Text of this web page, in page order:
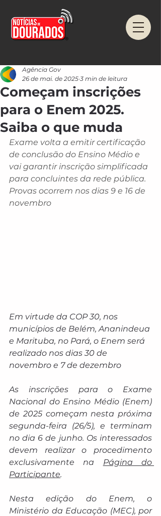
Começam inscrições
para o Enem 2025.
Saiba o que muda
Agência Gov
26 de mai. de 2025 3 min de leitura
Exame volta a emitir certificação
de conclusão do Ensino Médio e
vai garantir inscrição simplificada
para concluintes da rede pública.
Provas ocorrem nos dias 9 e 16 de
novembro
Em virtude da COP 30, nos
municípios de Belém, Ananindeua
e Marituba, no Pará, o Enem será
realizado nos dias 30 de
novembro e 7 de dezembro
As inscrições para o Exame
Nacional do Ensino Médio (Enem)
de 2025 começam nesta próxima
segunda-feira (26/5), e terminam
no dia 6 de junho. Os interessados
devem realizar o procedimento
exclusivamente na Página do
Participante.
Nesta edição do Enem, o
Ministério da Educação (MEC), por